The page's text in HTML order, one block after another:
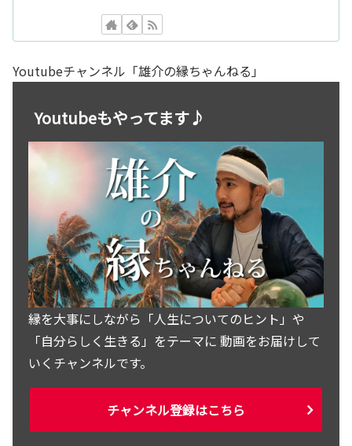
Youtubeチャンネル「雄介の縁ちゃんねる」
Youtubeもやってます♪
縁を大事にしながら「人生についてのヒント」や
「自分らしく生きる」をテーマに 動画をお届けして
いくチャンネルです。
チャンネル登録はこちら